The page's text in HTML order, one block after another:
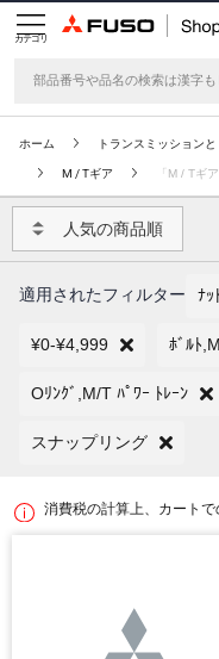
カテゴリ
ホーム トランスミッション
M / Tギア 「M / Tギ
人気の商品順
適用されたフィルター ﾅｯ
¥0-¥4,999 ﾎﾞﾙﾄ
Oﾘﾝｸﾞ,M/T ﾊﾟﾜｰ ﾄﾚｰﾝ
スナップリング
消費税の計算上、カートで